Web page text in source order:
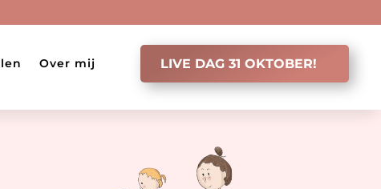
Over mij LIVE DAG 31 OKTOBER!